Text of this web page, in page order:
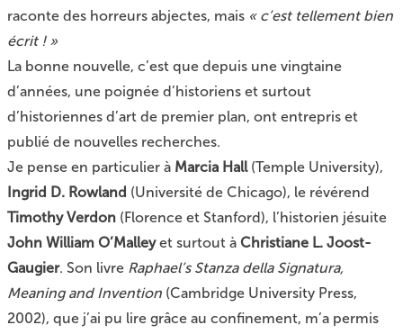
raconte des horreurs abjectes, mais « c’est tellement bien
écrit ! »
La bonne nouvelle, c’est que depuis une vingtaine
d’années, une poignée d’historiens et surtout
d’historiennes d’art de premier plan, ont entrepris et
publié de nouvelles recherches.
Je pense en particulier à Marcia Hall(Temple University),
Ingrid D. Rowland (Université de Chicago), le révérend
Timothy Verdon (Florence et Stanford), l’historien jésuite
John William O’Malleyet surtout à Christiane L. Joost-
Gaugier. Son livre Raphael’s Stanza della Signatura,
Meaning and Invention (Cambridge University Press,
2002), que j’ai pu lire grâce au confinement, m’a permis